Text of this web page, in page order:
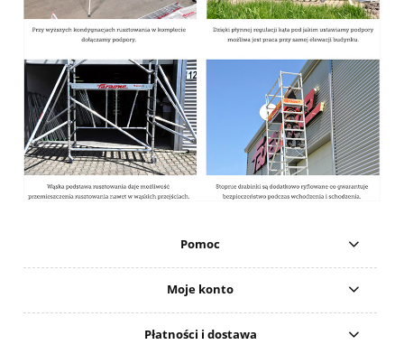
Pomoc
Moje konto
Płatności i dostawa